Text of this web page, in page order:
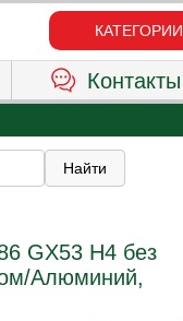
КАТЕГОРИИ
Контакты
GX53 H4 без
Алюминий,